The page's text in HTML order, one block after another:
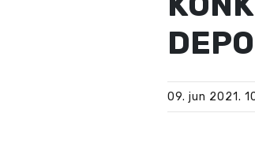
09. jun 2021.